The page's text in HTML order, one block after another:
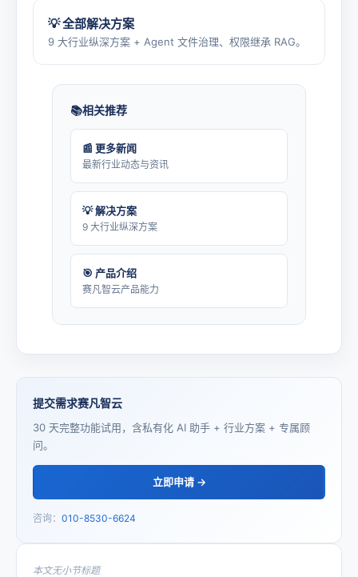
💡 全部解决方案
9 大行业纵深方案 + Agent 文件治理、权限继承 RAG。
相关推荐
📰 更多新闻
最新行业动态与资讯
💡 解决方案
9 大行业纵深方案
🎯 产品介绍
赛凡智云产品能力
提交需求赛凡智云
30 天完整功能试用，含私有化 AI 助手 + 行业方案 + 专属顾
问。
立即申请 →
咨询： 010-8530-6624
本文无小节标题